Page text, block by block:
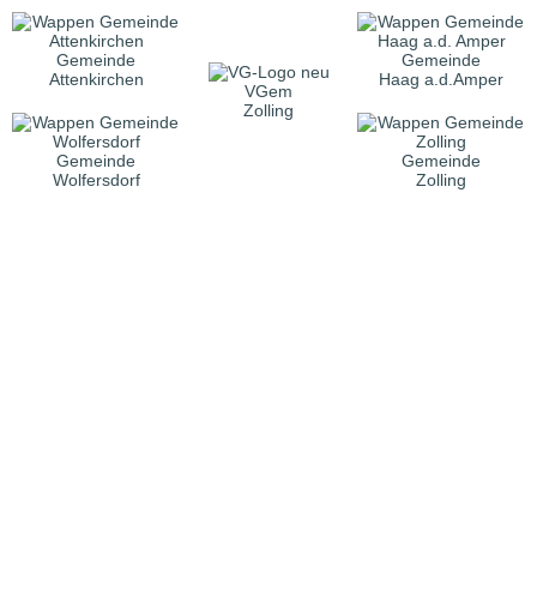
Gemeinde
Attenkirchen
VGem
Zolling
Gemeinde
Haag a.d.Amper
Gemeinde
Wolfersdorf
Gemeinde
Zolling